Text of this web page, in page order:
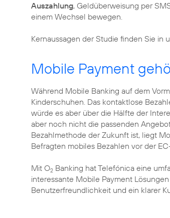
Auszahlung, Geldüberweisung per
einem Wechsel bewegen.
Kernaussagen der Studie finden Sie in
Mobile Payment
Während Mobile Banking auf dem
Kinderschuhen. Das kontaktlose
würde es aber über die Hälfte der
aber noch nicht die passenden
Bezahlmethode der Zukunft ist, liegt
Befragten mobiles Bezahlen vor der
Mit O2 Banking hat Telefónica eine
interessante Mobile Payment
Benutzerfreundlichkeit und ein klarer